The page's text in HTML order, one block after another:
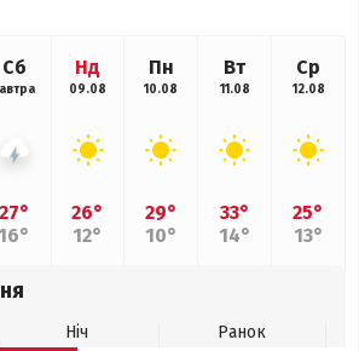
Сб
27°
16°
Нд
09.08
26°
12°
Пн
10.08
29°
10°
Вт
11.08
33°
14°
Ср
12.08
25°
13°
Ніч
Ранок